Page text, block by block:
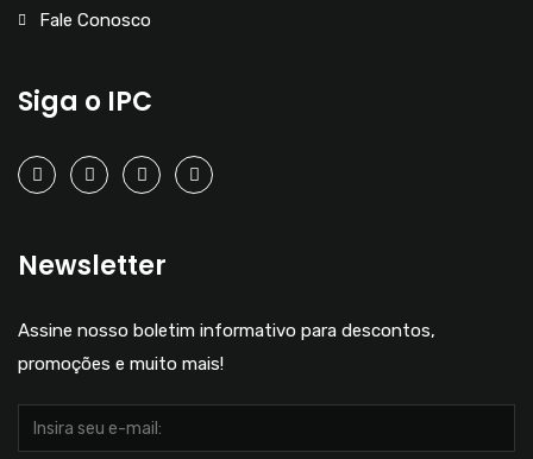
Fale Conosco
Siga o IPC
Newsletter
Assine nosso boletim informativo para descontos,
promoções e muito mais!